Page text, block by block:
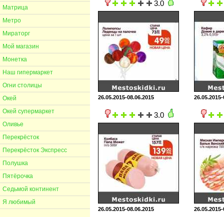
Матрица
Метро
Мираторг
Мой магазин
Монетка
Наш гипермаркет
Огни столицы
Окей
Окей супермаркет
Оливье
Перекрёсток
Перекрёсток Экспресс
Полушка
Пятёрочка
Седьмой континент
Я любимый
3.0
26.05.2015-08.06.2015
3.0
26.05.2015-08.06.2015